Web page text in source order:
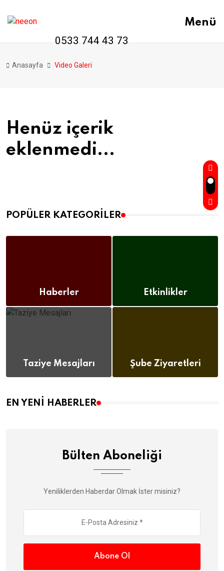
0533 744 43 73
Menü
Anasayfa Video Galeri
Henüz içerik
eklenmedi...
POPÜLER KATEGORILER
Haberler
(112)
Etkinlikler
Taziye Mesajları Şube Ziyaretleri
EN YENI HABERLER
Bülten Aboneliği
Yeniliklerden Haberdar Olmak İster misiniz?
Abone Ol